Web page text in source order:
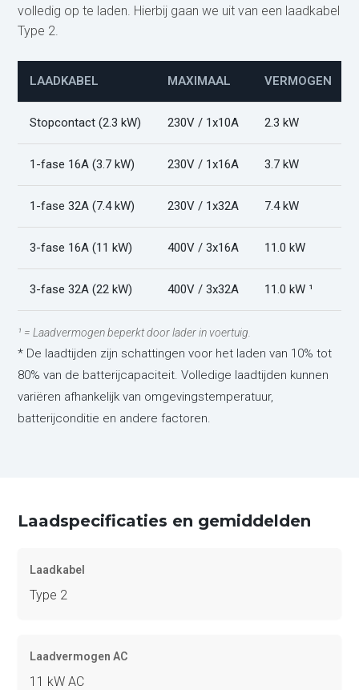
volledig op te laden. Hierbij gaan we uit van een laadkabel
Type 2.
LAADKABEL MAXIMAAL VERMOGEN
Stopcontact (2.3 kW) 230V / 1x10A 2.3 kW
1-fase 16A (3.7 kW) 230V / 1x16A 3.7 kW
1-fase 32A (7.4 kW) 230V / 1x32A 7.4 kW
3-fase 16A (11 kW) 400V / 3x16A 11.0 kW
3-fase 32A (22 kW) 400V / 3x32A 11.0 kW ¹
¹ = Laadvermogen beperkt door lader in voertuig.
* De laadtijden zijn schattingen voor het laden van 10% tot
80% van de batterijcapaciteit. Volledige laadtijden kunnen
variëren afhankelijk van omgevingstemperatuur,
batterijconditie en andere factoren.
Laadspecificaties en gemiddelden
Laadkabel
Type 2
Laadvermogen AC
11 kW AC